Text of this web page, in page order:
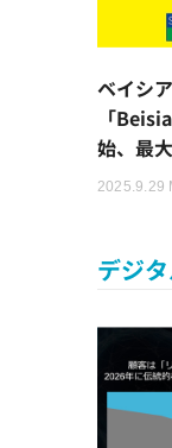
ベイシ
「
始、最
2025.9.29
デジ